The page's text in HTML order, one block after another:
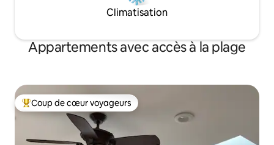
Climatisation
Appartements avec accès à la plage
Coup de cœur voyageurs parmi les plus aimés
Coup de cœur voyageurs